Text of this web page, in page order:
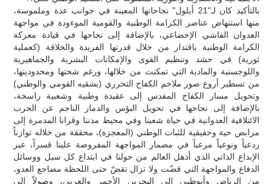
بالتأكيد كان لـ"21 أيلول" نجاحاتها المعينة في جوانب عدة وملموسة،
منها استنهاض عناصر الكرامة الوطنية والقومية الموءودة في مواجهة
العدوان الفاشي الإخضاعي، بالإضافة إلى نجاحها في قيادة معركة
الكرامة الوطنية باقتدار من خلال قدرتها الفريدة والخلاقة (كعملية
ثورية) في حشد وتنظيم القوى والإمكانات البشرية والجماهيرية
واللوجستية والمادية التي تمكنت من خلالها، ورغم شحتها ومحدوديتها،
من تسطير أروع صور ملاحم الكفاح التحرري (بشقيه القومي والوطني)
وتحويل مسار الكفاح المقدس إلى عقيدة وطنية وشعبية راسخة،
بالإضافة إلى نجاحها في تحويل البؤس والدمار الناجم عن الحرب
الائتلافية العدوانية في حياة شعبنا وفي محيط مدننا وقرانا المدمرة إلى
مرابض حية وحقيقية للثبات الوطني (المعجزة)، محققة من خلاله توازناً
ردعياً ونوعياً مرعباً في مضمار المواجهة المفروضة علينا قسراً، عبر
الإبداع الذاتي الذي أذهل العالم من حولنا في ابتداع كل سبل ووسائل
الدفاع والمواجهة التي قضّت ولا تزال تقضّ حتى اللحظة مضاجع العدو،
من الرياض وأبوظبي إلى البحرين الأحمر والعربي، وصولاً إلى